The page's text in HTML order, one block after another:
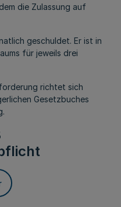
die Zulassung auf
geschuldet. Er ist in
für jeweils drei
richtet sich
Gesetzbuches